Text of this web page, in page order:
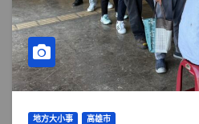
地方大小事 高雄市